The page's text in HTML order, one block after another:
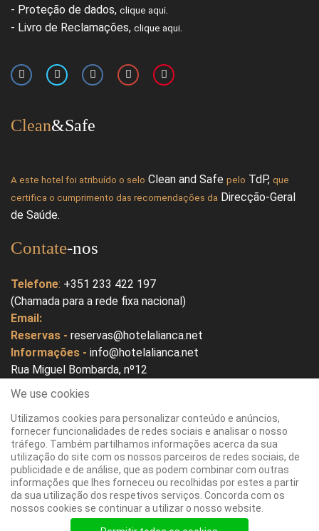
- Proteção de dados, clique aqui.
- Livro de Reclamações, clique aqui.
Clean&Safe
A este hotel foi atribuído o selo Clean and Safe pelo TdP, que
certifica o cumprimento das recomendações da Direcção-Geral
de Saúde.
Contate-nos
Telefone: +351 233 422 197
(Chamada para a rede fixa nacional)
Email:
Reservas - reservas@hotelalianca.net
Informações - info@hotelalianca.net
Rua Miguel Bombarda, nº12
3080 - 159 Figueira da Foz
Abrir no Google Maps
We use cookies
Utilizamos cookies para personalizar conteúdo e anúncios,
fornecer funcionalidades de redes sociais e analisar o nosso
tráfego. Também partilhamos informações acerca da sua
utilização do site com os nossos parceiros de redes sociais, de
publicidade e de análise, que as podem combinar com outras
informações que lhes forneceu ou recolhidas por estes a partir
da sua utilização dos respetivos serviços. Concorda com os
nossos cookies se continuar a utilizar o nosso website.